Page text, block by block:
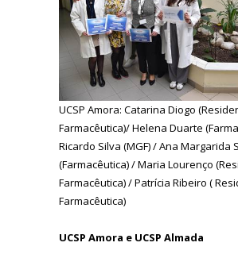
UCSP Amora: Catarina Diogo
Farmacêutica)/ Helena Duarte
Ricardo Silva (MGF) / Ana Margarida
(Farmacêutica) / Maria Lourenço
Farmacêutica) / Patrícia Ribeiro (
Farmacêutica)
UCSP Amora e UCSP Almada